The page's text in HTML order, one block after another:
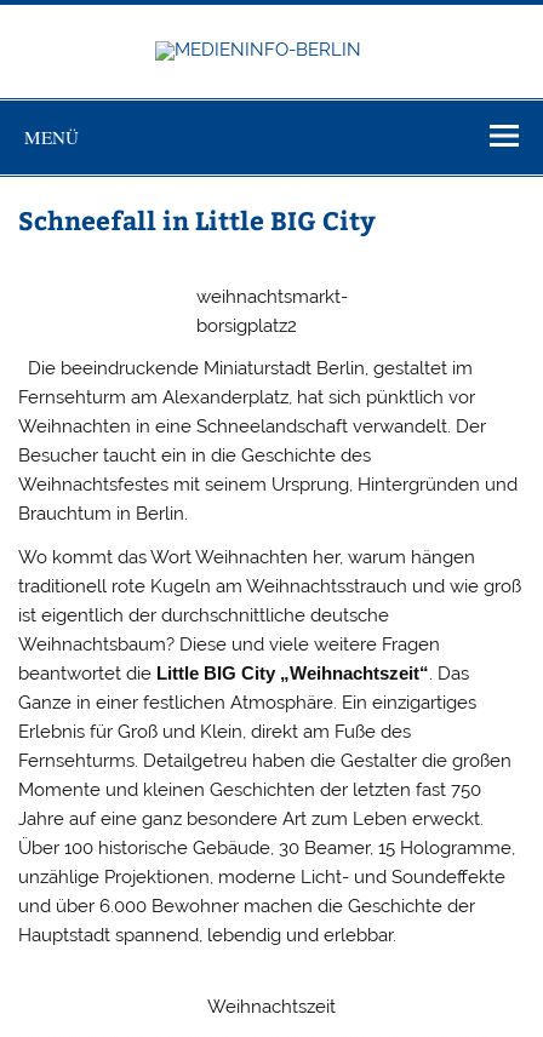
Zum
MENÜ
Schneefall in Little BIG City
weihnachtsmarkt-
borsigplatz2
Die beeindruckende Miniaturstadt Berlin, gestaltet im
Fernsehturm am Alexanderplatz, hat sich pünktlich vor
Weihnachten in eine Schneelandschaft verwandelt. Der
Besucher taucht ein in die Geschichte des
Weihnachtsfestes mit seinem Ursprung, Hintergründen und
Brauchtum in Berlin.
Wo kommt das Wort Weihnachten her, warum hängen
traditionell rote Kugeln am Weihnachtsstrauch und wie groß
ist eigentlich der durchschnittliche deutsche
Weihnachtsbaum? Diese und viele weitere Fragen
beantwortet die Little BIG City „Weihnachtszeit“. Das
Ganze in einer festlichen Atmosphäre. Ein einzigartiges
Erlebnis für Groß und Klein, direkt am Fuße des
Fernsehturms. Detailgetreu haben die Gestalter die großen
Momente und kleinen Geschichten der letzten fast 750
Jahre auf eine ganz besondere Art zum Leben erweckt.
Über 100 historische Gebäude, 30 Beamer, 15 Hologramme,
unzählige Projektionen, moderne Licht- und Soundeffekte
und über 6.000 Bewohner machen die Geschichte der
Hauptstadt spannend, lebendig und erlebbar.
Weihnachtszeit